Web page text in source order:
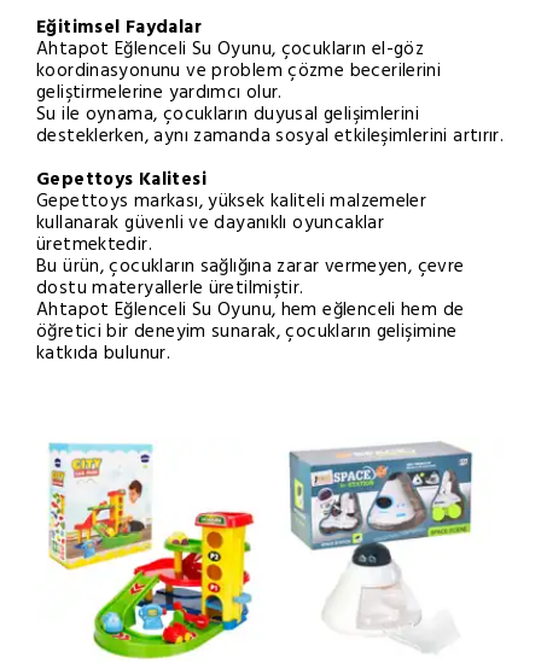
Eğitimsel Faydalar
Ahtapot Eğlenceli Su Oyunu, çocukların el-göz
koordinasyonunu ve problem çözme becerilerini
geliştirmelerine yardımcı olur.
Su ile oynama, çocukların duyusal gelişimlerini
desteklerken, aynı zamanda sosyal etkileşimlerini artırır.
Gepettoys Kalitesi
Gepettoys markası, yüksek kaliteli malzemeler
kullanarak güvenli ve dayanıklı oyuncaklar
üretmektedir.
Bu ürün, çocukların sağlığına zarar vermeyen, çevre
dostu materyallerle üretilmiştir.
Ahtapot Eğlenceli Su Oyunu, hem eğlenceli hem de
öğretici bir deneyim sunarak, çocukların gelişimine
katkıda bulunur.